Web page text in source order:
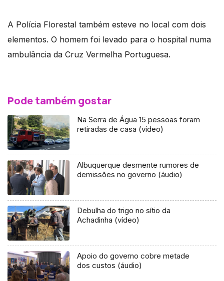
A Polícia Florestal também esteve no local com dois
elementos. O homem foi levado para o hospital numa
ambulância da Cruz Vermelha Portuguesa.
Pode também gostar
Na Serra de Água 15 pessoas foram
retiradas de casa (vídeo)
Albuquerque desmente rumores de
demissões no governo (áudio)
Debulha do trigo no sítio da
Achadinha (vídeo)
Apoio do governo cobre metade
dos custos (áudio)